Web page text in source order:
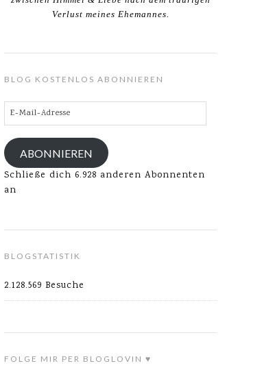
Verlust meines Ehemannes.
BLOG KOSTENLOS ABONNIEREN
E-
Mail-
Adresse
ABONNIEREN
Schließe dich 6.928 anderen Abonnenten
an
BLOGSTATISTIK
2.128.569 Besuche
FOLGE MIR PER BLOGLOVIN ♥